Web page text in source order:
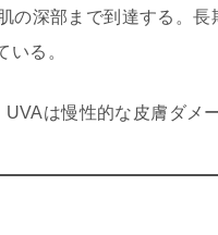
の深部まで到達する。
いる。
は慢性的な皮膚ダメ